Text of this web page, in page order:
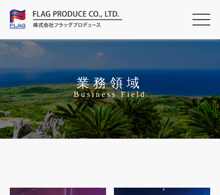
業務領域
Business Field